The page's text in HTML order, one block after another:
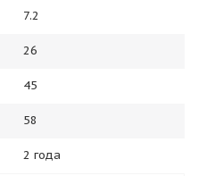
7.2
26
45
58
2 года